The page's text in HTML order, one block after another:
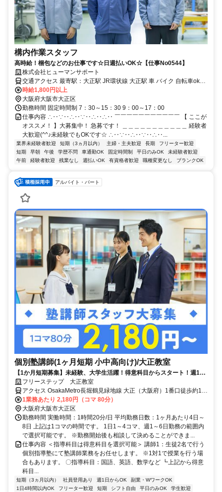
構内作業スタッフ
高時給！梱包などのお仕事です☆日週払いOK☆【仕事No0544】
株式会社ヒューマンサポート
交通アクセス 最寄駅：大正駅 JR環状線 大正駅 車 バイク 自転車ok
【勤務地】 大正区
時給1,800円以上
大阪府大阪市大正区
勤務時間 固定時間制 7：30～15：30 9：00～17：00
仕事内容 ∴‥∵‥∴‥∵‥∴‥∴‥ ￣￣￣￣￣￣￣￣￣￣￣ 【 ここが
オススメ！ 】大募集中！ 急募です！ ＿＿＿＿＿＿＿＿＿＿＿ 経験者
大歓迎(^^♪未経験でもOKです☆ ∴‥∵‥∴‥∵‥∴‥...
業界未経験者歓迎 短期（3ヵ月以内） 主婦・主夫歓迎 長期
フリーター歓迎
短期
早朝 午後 学歴不問 車通勤OK 固定時間制 平日のみOK
未経験者歓迎
午前
経験者歓迎 残業なし 週払いOK 有資格者歓迎 職種変更なし ブランクOK
アルバイト・パート
個別塾講師(1ヶ月短期 小中高向け)/大正教室
【1か月短期募集】未経験、大学生活躍！得意科目からスタート！週1、
1コマ～OK！
フリーステップ 大正教室
アクセス OsakaMetro長堀鶴見緑地線 大正（大阪府）1番口徒歩約1
分、ＪＲ大阪環状線 大正（大阪府）1番口徒歩約1分、阪神なんば線/
近鉄奈良線 ドーム前2番口徒歩約8分 OsakaMetro長堀鶴見緑地線「大
正駅」より徒歩1分
1業務あたり 2,180円（コマ 80分）
大阪府大阪市大正区
勤務時間 実働時間：1時間20分/日 平均勤務日数：1ヶ月あたり4日～
8日 上記は1コマの時間です。 1日1～4コマ、週1～6日勤務の範囲内
で選択可能です。 ※勤務開始後も相談して決めることができま...
仕事内容 ＜指導科目は得意科目を選択可能＞ 講師1：生徒2名で行う
個別指導塾にて塾講師業務をお任せします。 ※1対1で授業を行う場
合もあります。 〇指導科目：国語、英語、数学など ┗上記から得意
科目...
短期（3ヵ月以内） 社員登用あり 週1日からOK
副業・WワークOK
1日4時間以内OK
フリーター歓迎 短期 シフト自由 平日のみOK
学生歓迎